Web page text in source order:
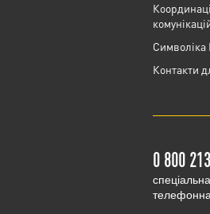
Контакти
0 800
cпеціальна
телефонна